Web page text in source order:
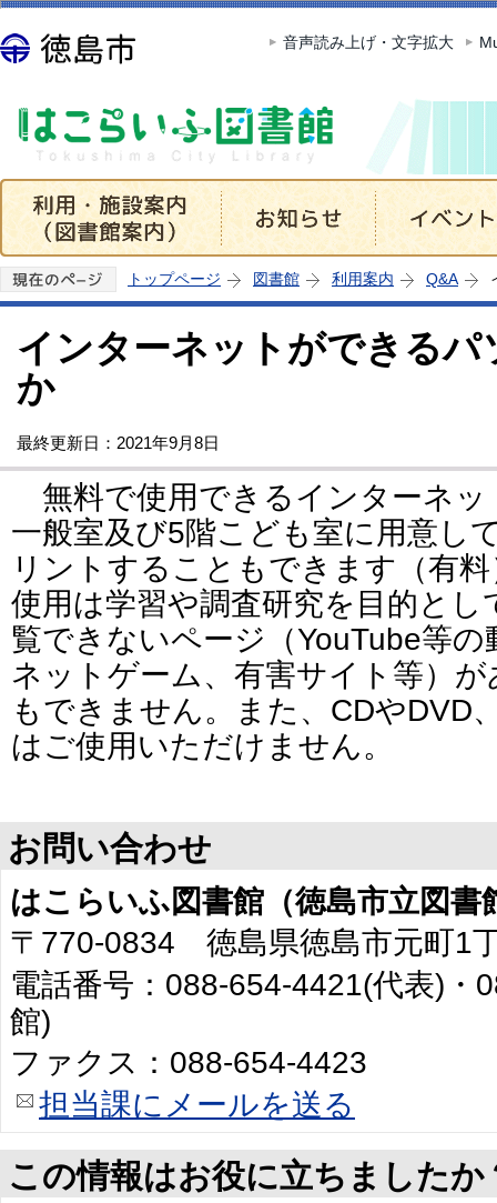
この
音声読み上げ・文字拡大
トップページ 図書館 利用案内 Q&A
インターネットができる
か
最終更新日：2021年9月8日
無料で使用できるインターネッ
一般室及び5階こども室に用意し
リントすることもできます（有
使用は学習や調査研究を目的と
覧できないページ（YouTube等
ネットゲーム、有害サイト等）
もできません。また、CDやDVD
はご使用いただけません。
お問い合わせ
はこらいふ図書館（徳島市立図書
〒770-0834 徳島県徳島市元町1
電話番号：088-654-4421(代表)・
館)
ファクス：088-654-4423
担当課にメールを送る
この情報はお役に立ちましたか